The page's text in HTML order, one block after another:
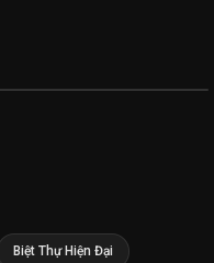
Biệt Thự Hiện Đại